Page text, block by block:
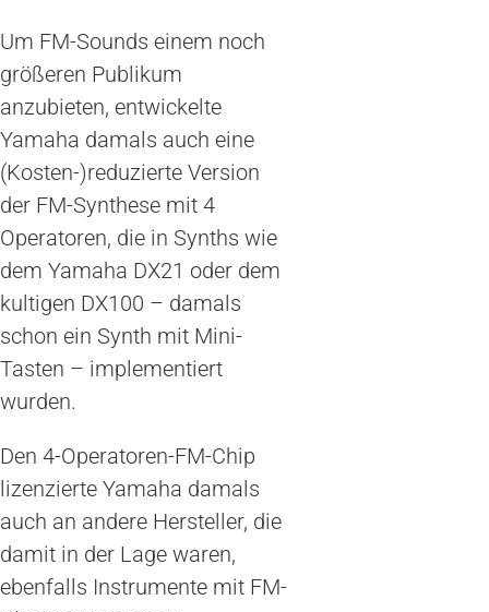
Um FM-Sounds einem noch
größeren Publikum
anzubieten, entwickelte
Yamaha damals auch eine
(Kosten-)reduzierte Version
der FM-Synthese mit 4
Operatoren, die in Synths wie
dem Yamaha DX21 oder dem
kultigen DX100 – damals
schon ein Synth mit Mini-
Tasten – implementiert
wurden.
Den 4-Operatoren-FM-Chip
lizenzierte Yamaha damals
auch an andere Hersteller, die
damit in der Lage waren,
ebenfalls Instrumente mit FM-